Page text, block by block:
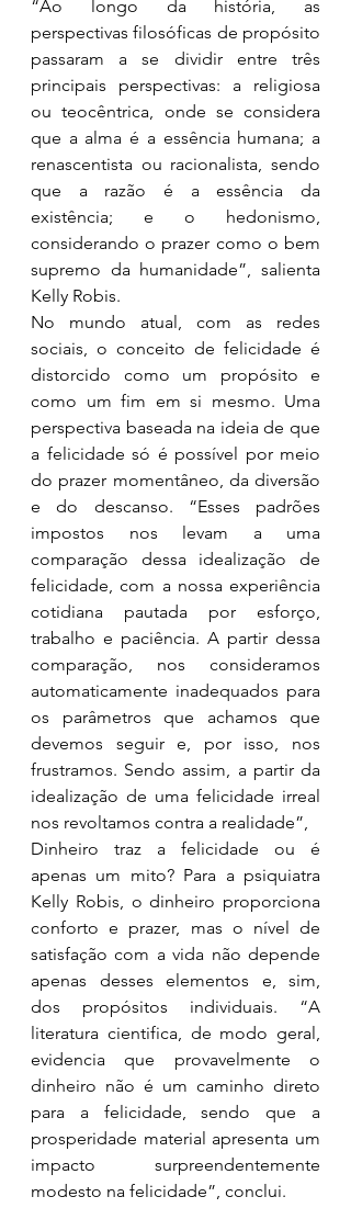
“Ao longo da história, as
perspectivas filosóficas de propósito
passaram a se dividir entre três
principais perspectivas: a religiosa
ou teocêntrica, onde se considera
que a alma é a essência humana; a
renascentista ou racionalista, sendo
que a razão é a essência da
existência; e o hedonismo,
considerando o prazer como o bem
supremo da humanidade”, salienta
Kelly Robis.
No mundo atual, com as redes
sociais, o conceito de felicidade é
distorcido como um propósito e
como um fim em si mesmo. Uma
perspectiva baseada na ideia de que
a felicidade só é possível por meio
do prazer momentâneo, da diversão
e do descanso. “Esses padrões
impostos nos levam a uma
comparação dessa idealização de
felicidade, com a nossa experiência
cotidiana pautada por esforço,
trabalho e paciência. A partir dessa
comparação, nos consideramos
automaticamente inadequados para
os parâmetros que achamos que
devemos seguir e, por isso, nos
frustramos. Sendo assim, a partir da
idealização de uma felicidade irreal
nos revoltamos contra a realidade”,
Dinheiro traz a felicidade ou é
apenas um mito? Para a psiquiatra
Kelly Robis, o dinheiro proporciona
conforto e prazer, mas o nível de
satisfação com a vida não depende
apenas desses elementos e, sim,
dos propósitos individuais. “A
literatura cientifica, de modo geral,
evidencia que provavelmente o
dinheiro não é um caminho direto
para a felicidade, sendo que a
prosperidade material apresenta um
impacto surpreendentemente
modesto na felicidade”, conclui.